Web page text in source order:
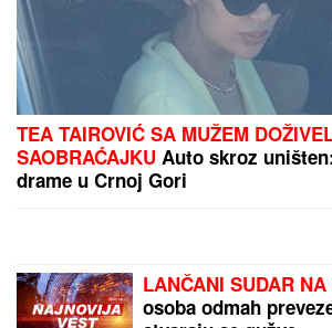
"ZATO JE I BIVŠI"Jovana Jeremić